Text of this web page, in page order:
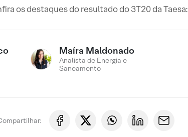
os destaques do resultado do 3T20 da Taesa:
Maíra Maldonado
Analista de Energia e
Saneamento